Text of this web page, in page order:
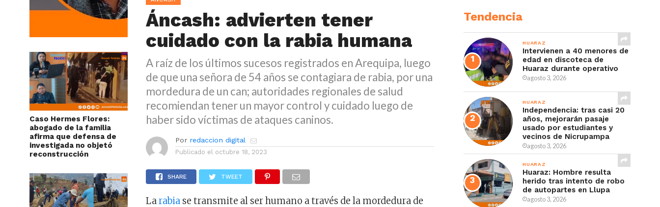
Caso Hermes Flores:
abogado de la familia
afirma que defensa de
investigada no objetó
reconstrucción
Áncash: advierten tener
cuidado con la rabia humana
A raíz de los últimos sucesos registrados en Arequipa, luego
de que una señora de 54 años se contagiara de rabia, por una
mordedura de un can; autoridades regionales de salud
recomiendan tener un mayor control y cuidado luego de
haber sido víctimas de ataques caninos.
Por redaccion digital
Publicado el octubre 18, 2023
SHARE TWEET
Larabia se transmite al ser humano a través de la mordedura de
Tendencia
HUARAZ
Intervienen a 40 menores de
edad en discoteca de
Huaraz durante operativo
agosto 3, 2026
HUARAZ
Independencia: tras casi 20
años, mejorarán pasaje
usado por estudiantes y
vecinos de Nicrupampa
agosto 3, 2026
HUARAZ
Huaraz: Hombre resulta
herido tras intento de robo
de autopartes en Llupa
agosto 3, 2026